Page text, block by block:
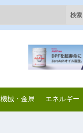
機械・金属 エネルギー